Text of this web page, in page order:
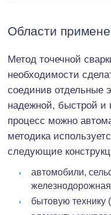
Области
Метод точечной
необходимости
соединив отдельные
надежной, быстрой и
процесс можно
методика
следующие
автомобили,
железнодорожная
бытовую технику